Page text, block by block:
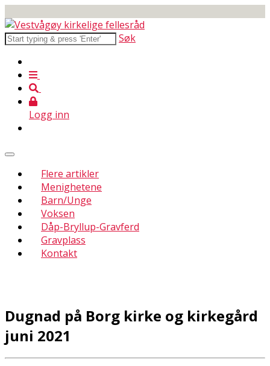
Søk
Logg inn
Flere artikler
Menighetene
Barn/Unge
Voksen
Dåp-Bryllup-Gravferd
Gravplass
Kontakt
Dugnad på Borg kirke og kirkegård
juni 2021